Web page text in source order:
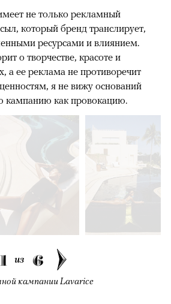
не только рекламный
который бренд транслирует,
ресурсами и влиянием.
о творчестве, красоте и
а ее реклама не противоречит
я не вижу оснований
кампанию как провокацию.
1 из 6
кампании Lavarice